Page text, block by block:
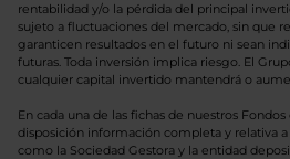
rentabilidad y/o la pérdida del principal
sujeto a fluctuaciones del mercado, sin que
garanticen resultados en el futuro ni sean
futuras. Toda inversión implica riesgo. El
cualquier capital invertido mantendrá o
En cada una de las fichas de nuestros
disposición información completa y relativa
como la Sociedad Gestora y la entidad